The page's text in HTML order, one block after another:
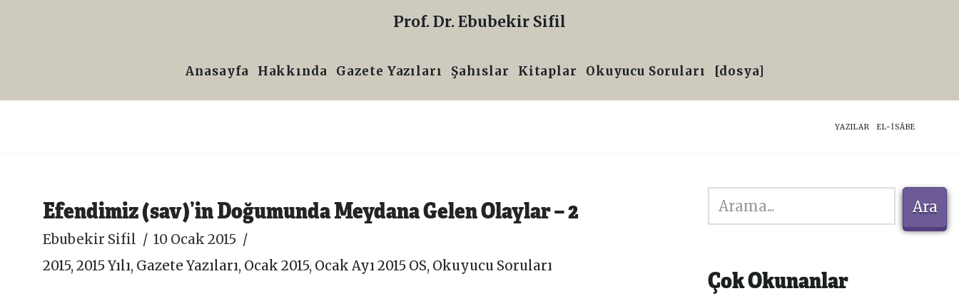
Sifil
Prof. Dr. Ebubekir Sifil
Anasayfa Hakkında Gazete Yazıları Şahıslar Kitaplar Okuyucu Soruları [dosya]
HOME
YAZILAR EL-İSÂBE
Efendimiz (sav)’in Doğumunda Meydana Gelen Olaylar – 2
Ebubekir Sifil
10 Ocak 2015
2015,2015 Yılı, Gazete Yazıları, Ocak 2015, Ocak Ayı 2015 OS, Okuyucu Soruları
Ara
Ara
Çok Okunanlar